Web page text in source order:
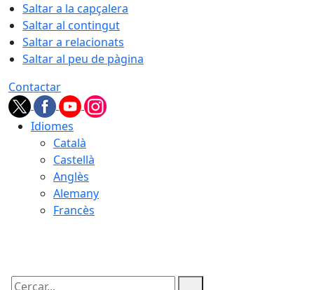
Saltar a la capçalera
Saltar al contingut
Saltar a relacionats
Saltar al peu de pàgina
Contactar
Idiomes
Català
Castellà
Anglès
Alemany
Francès